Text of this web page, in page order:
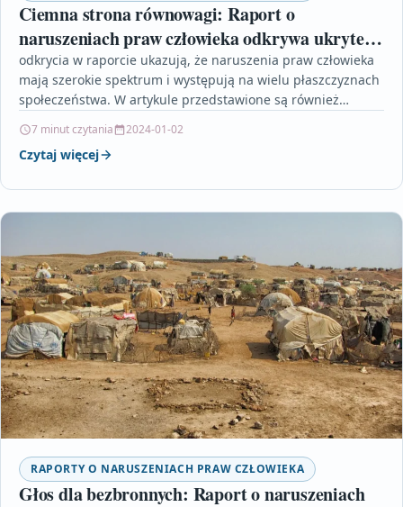
Ciemna strona równowagi: Raport o
naruszeniach praw człowieka odkrywa ukryte
zło
odkrycia w raporcie ukazują, że naruszenia praw człowieka
mają szerokie spektrum i występują na wielu płaszczyznach
społeczeństwa. W artykule przedstawione są również
7 minut czytania 2024-01-02
Czytaj więcej
RAPORTY O NARUSZENIACH PRAW CZŁOWIEKA
Głos dla bezbronnych: Raport o naruszeniach